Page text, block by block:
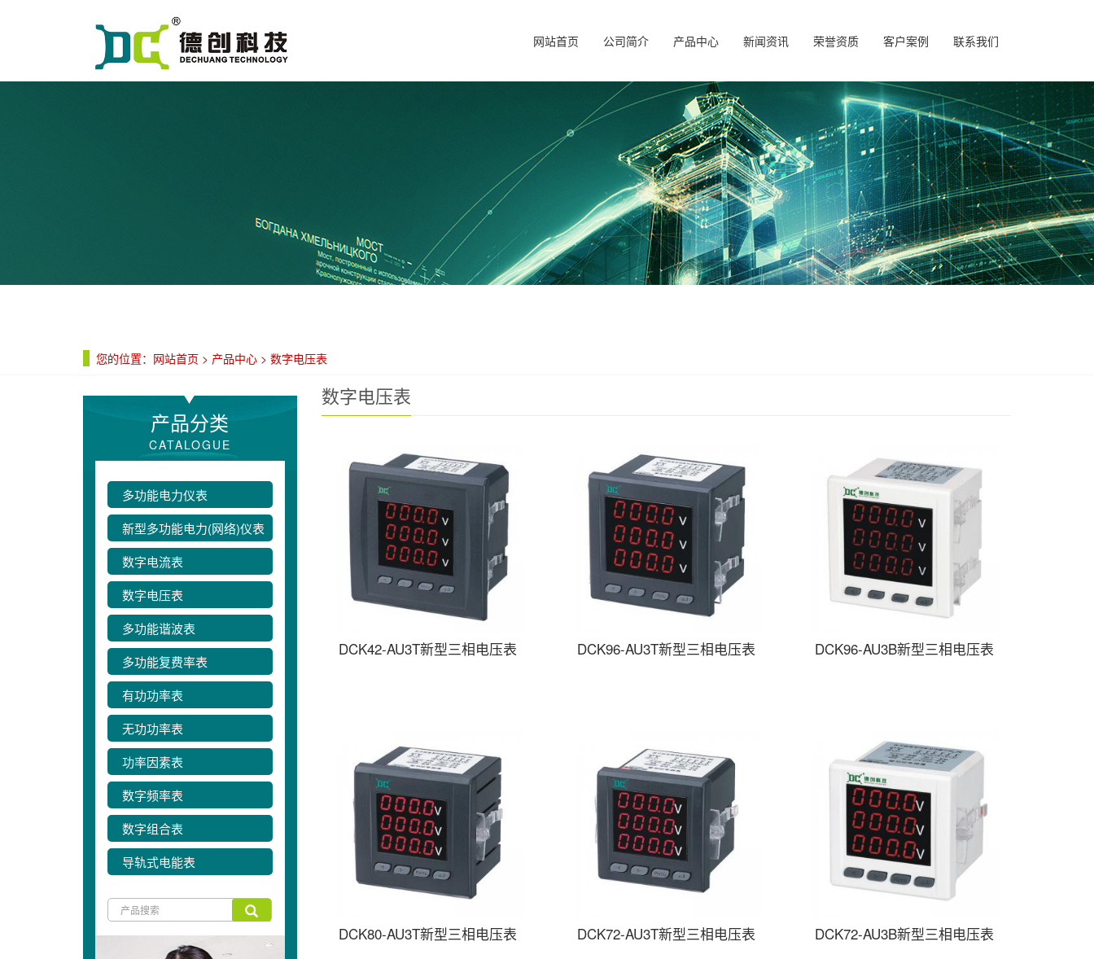
网站首页 公司简介 产品中心 新闻资讯 荣誉资质 客户案例 联系我们
您的位置： 网站首页 > 产品中心 > 数字电压表
数字电压表
DCK42-AU3T新型三相电压表 DCK96-AU3T新型三相电压表 DCK96-AU3B新型三相电压表
DCK80-AU3T新型三相电压表 DCK72-AU3T新型三相电压表 DCK72-AU3B新型三相电压表
产品分类
CATALOGUE
多功能电力仪表
新型多功能电力(网络)仪表
数字电流表
数字电压表
多功能谐波表
多功能复费率表
有功功率表
无功功率表
功率因素表
数字频率表
数字组合表
导轨式电能表